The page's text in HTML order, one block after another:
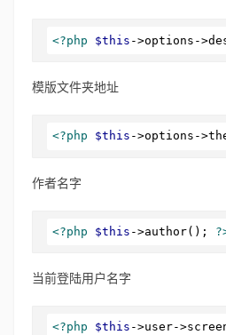
<?php $this ->options-
模版文件夹地址
<?php $this ->options-
作者名字
<?php $this ->author();
当前登陆用户名字
<?php $this ->user-